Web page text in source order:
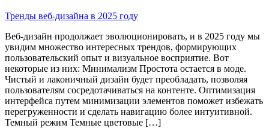
Тренды веб-дизайна в 2025 году
Веб-дизайн продолжает эволюционировать, и в 2025 году мы
увидим множество интересных трендов, формирующих
пользовательский опыт и визуальное восприятие. Вот
некоторые из них: Минимализм Простота остается в моде.
Чистый и лаконичный дизайн будет преобладать, позволяя
пользователям сосредотачиваться на контенте. Оптимизация
интерфейса путем минимизации элементов поможет избежать
перегруженности и сделать навигацию более интуитивной.
Темный режим Темные цветовые […]